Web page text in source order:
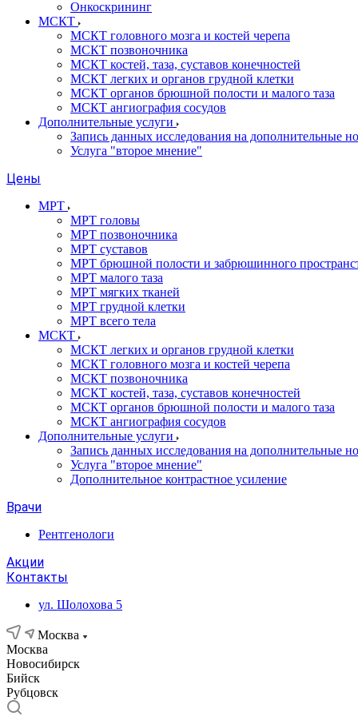
Онкоскрининг
МСКТ
МСКТ головного мозга и костей черепа
МСКТ позвоночника
МСКТ костей, таза, суставов конечностей
МСКТ легких и органов грудной клетки
МСКТ органов брюшной полости и малого таза
МСКТ ангиография сосудов
Дополнительные услуги
Запись данных исследования на дополнительные
Услуга "второе мнение"
Цены
МРТ
МРТ головы
МРТ позвоночника
МРТ суставов
МРТ брюшной полости и забрюшинного
МРТ малого таза
МРТ мягких тканей
МРТ грудной клетки
МРТ всего тела
МСКТ
МСКТ легких и органов грудной клетки
МСКТ головного мозга и костей черепа
МСКТ позвоночника
МСКТ костей, таза, суставов конечностей
МСКТ органов брюшной полости и малого таза
МСКТ ангиография сосудов
Дополнительные услуги
Запись данных исследования на дополнительные
Услуга "второе мнение"
Дополнительное контрастное усиление
Врачи
Рентгенологи
Акции
Контакты
ул. Шолохова 5
Москва
Москва
Новосибирск
Бийск
Рубцовск